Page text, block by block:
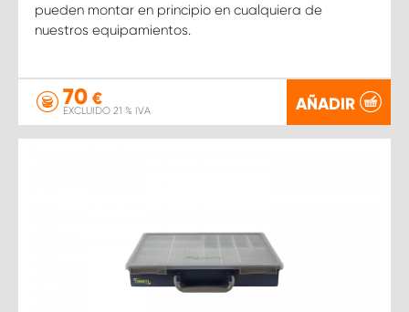
pueden montar en principio en cualquiera de
nuestros equipamientos.
70 €
EXCLUIDO 21 % IVA AÑADIR